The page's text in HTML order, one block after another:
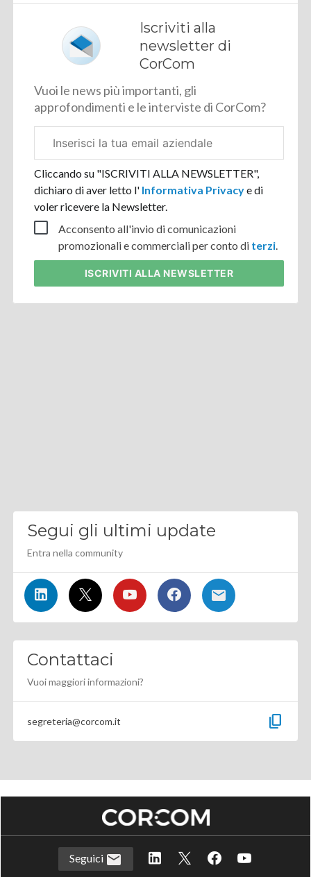
Iscriviti alla
newsletter di
CorCom
Vuoi le news più importanti, gli
approfondimenti e le interviste di CorCom?
aziendale
Cliccando su "ISCRIVITI ALLA NEWSLETTER",
dichiaro di aver letto l' Informativa Privacye di
voler ricevere la Newsletter.
Acconsento all'invio di comunicazioni
promozionali e commerciali per conto di terzi.
ISCRIVITI ALLA NEWSLETTER
Segui gli ultimi update
Entra nella community
Contattaci
Vuoi maggiori informazioni?
segreteria@corcom.it content_copy
Seguici